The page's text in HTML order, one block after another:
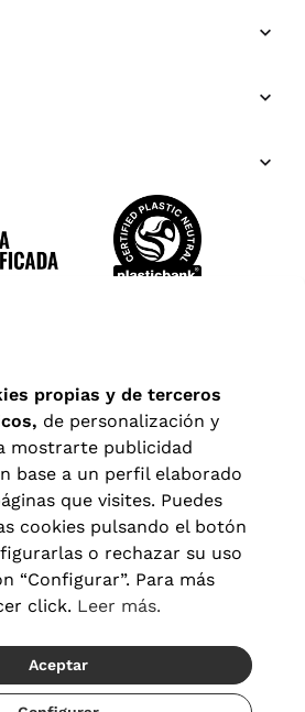
privacidad Términos y condiciones
|Configuración de cookies
© 2026 Visionlab España
propias y de terceros
de personalización y
mostrarte publicidad
base a un perfil elaborado
que visites. Puedes
cookies pulsando el botón
o rechazar su uso
“Configurar”. Para más
click. Leer más.
Aceptar